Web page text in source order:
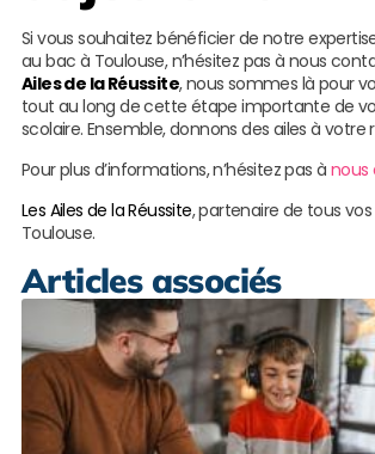
Si vous souhaitez bénéficier de notre
au bac à Toulouse, n’hésitez pas à nous
Ailes de la Réussite, nous sommes là pour
tout au long de cette étape importante de
scolaire. Ensemble, donnons des ailes à votre
Pour plus d’informations, n’hésitez pas à nous
Les Ailes de la Réussite, partenaire de tous
Toulouse.
Articles associés